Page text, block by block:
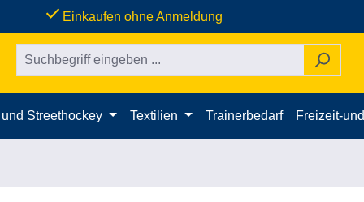
done Einkaufen ohne Anmeldung
und Streethockey Textilien Trainerbedarf Freizeit-